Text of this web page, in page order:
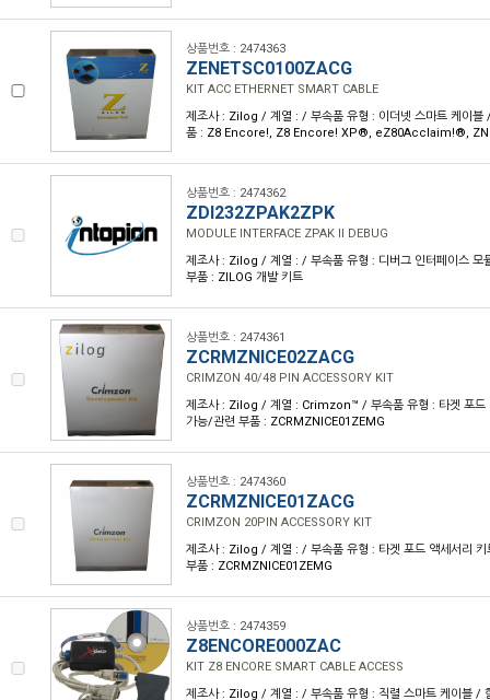
상품번호 : 2474363
ZENETSC0100ZACG
KIT ACC ETHERNET SMART CABLE
제조사 : Zilog / 계열 : / 부속품 유형 : 이더넷 스마트 케이블
품 : Z8 Encore!, Z8 Encore! XP®, eZ80Acclaim!®,
상품번호 : 2474362
ZDI232ZPAK2ZPK
MODULE INTERFACE ZPAK II DEBUG
제조사 : Zilog / 계열 : / 부속품 유형 : 디버그 인터페이스 모
부품 : ZILOG 개발 키트
상품번호 : 2474361
ZCRMZNICE02ZACG
CRIMZON 40/48 PIN ACCESSORY KIT
제조사 : Zilog / 계열 : Crimzon™ / 부속품 유형 : 타겟 포드
가능/관련 부품 : ZCRMZNICE01ZEMG
상품번호 : 2474360
ZCRMZNICE01ZACG
CRIMZON 20PIN ACCESSORY KIT
제조사 : Zilog / 계열 : / 부속품 유형 : 타겟 포드 액세서리
부품 : ZCRMZNICE01ZEMG
상품번호 : 2474359
Z8ENCORE000ZAC
KIT Z8 ENCORE SMART CABLE ACCESS
제조사 : Zilog / 계열 : / 부속품 유형 : 직렬 스마트 케이블 /